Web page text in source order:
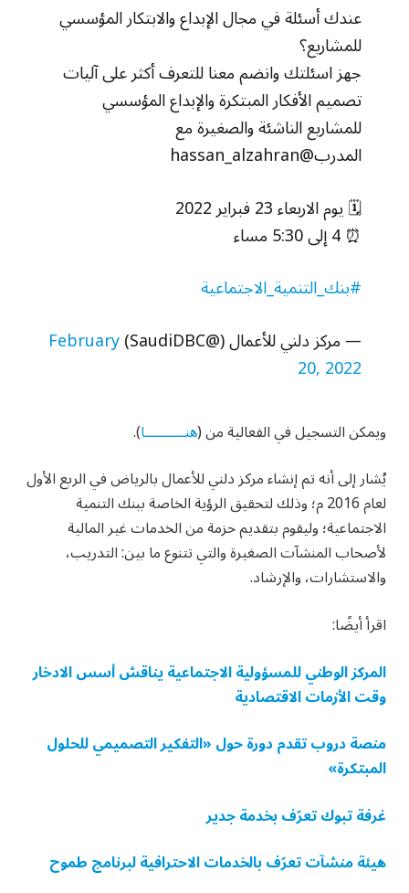
عندك أسئلة في مجال الإبداع والابتكار المؤسسي
للمشاريع؟
جهز اسئلتك وانضم معنا للتعرف أكثر على آليات
تصميم الأفكار المبتكرة والإبداع المؤسسي
للمشاريع الناشئة والصغيرة مع
المدرب@hassan_alzahran
🗓 يوم الاربعاء 23 فبراير 2022
⏰ 4 إلى 5:30 مساء
#بنك_التنمية_الاجتماعية
— مركز دلني للأعمال (@SaudiDBC)
February
20, 2022
ويمكن التسجيل في الفعالية من (هنـــــــــــا).
يُشار إلى أنه تم إنشاء مركز دلني للأعمال بالرياض في الربع الأول
لعام 2016 م؛ وذلك لتحقيق الرؤية الخاصة ببنك التنمية
الاجتماعية؛ وليقوم بتقديم حزمة من الخدمات غير المالية
لأصحاب المنشآت الصغيرة والتي تتنوع ما بين: التدريب،
والاستشارات، والإرشاد.
اقرأ أيضًا:
المركز الوطني للمسؤولية الاجتماعية يناقش أسس الادخار
وقت الأزمات الاقتصادية
منصة دروب تقدم دورة حول «التفكير التصميمي للحلول
المبتكرة»
غرفة تبوك تعرّف بخدمة جدير
هيئة منشآت تعرّف بالخدمات الاحترافية لبرنامج طموح